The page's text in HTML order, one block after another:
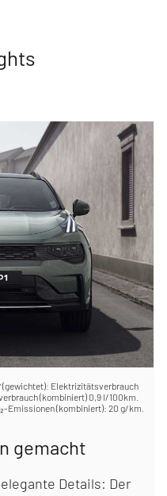
(gewichtet): Elektrizitätsverbrauch
(kombiniert) 0,9 l/100km.
Emissionen (kombiniert): 20 g/km.
gemacht
Details: Der